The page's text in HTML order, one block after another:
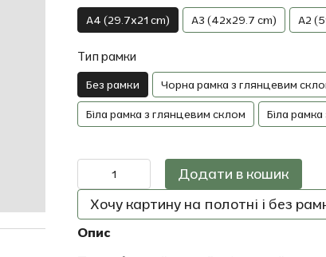
A4 (29.7x21 cm) A3 (42x29.7 cm) A2
Тип рамки
Без рамки Чорна рамка з глянцевим
Біла рамка з глянцевим склом Біла
Додати в кошик
Хочу картину на полотні і без
Опис